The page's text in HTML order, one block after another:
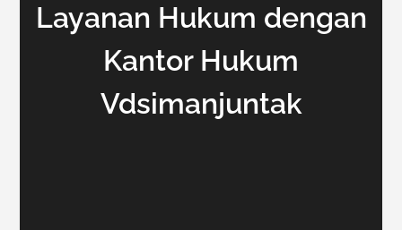
Layanan Hukum dengan
Kantor Hukum
Vdsimanjuntak